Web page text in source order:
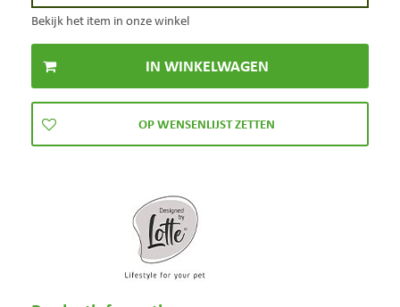
Bekijk het item in onze winkel